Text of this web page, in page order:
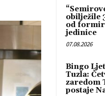
obilježile
od
jedinice
07.08.2026
Bingo
Tuzla:
zaredom
postaje